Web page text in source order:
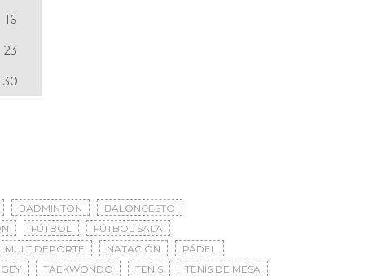
16
23
30
BÁDMINTON
BALONCESTO
FÚTBOL
FÚTBOL SALA
MULTIDEPORTE NATACIÓN
PÁDEL
TAEKWONDO TENIS TENIS DE MESA